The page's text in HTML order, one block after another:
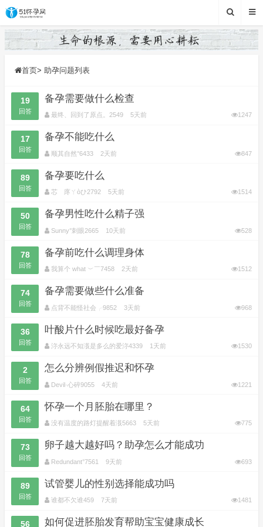
首页> 助孕问题列表
19
回答
备孕需要做什么检查
1247
最终、回到了原点。2549 5天前
17
回答
备孕不能吃什么
847
顺其自然°6433 2天前
89
回答
备孕要吃什么
1514
芯ゝ庝ㄚòひ2792 5天前
50
回答
备孕男性吃什么精子强
528
Sunny°刺眼2665 10天前
78
回答
备孕前吃什么调理身体
1512
我算个 what ︶￣7458 2天前
74
回答
备孕需要做些什么准备
968
点背不能怪社会╭9852 3天前
36
回答
叶酸片什么时候吃最好备孕
1530
沵永远不知涐是多么的爱沵4339 1天前
2
回答
怎么分辨例假推迟和怀孕
1221
Devil·心碎9055 4天前
64
回答
怀孕一个月胚胎在哪里？
775
没有温度的路灯提醒着涐5663 5天前
73
回答
卵子越大越好吗？助孕怎么才能成功
693
Redundant°7561 9天前
89
回答
试管婴儿的性别选择能成功吗
1481
谁都不欠谁459 7天前
56 如何促进胚胎发育帮助宝宝健康成长